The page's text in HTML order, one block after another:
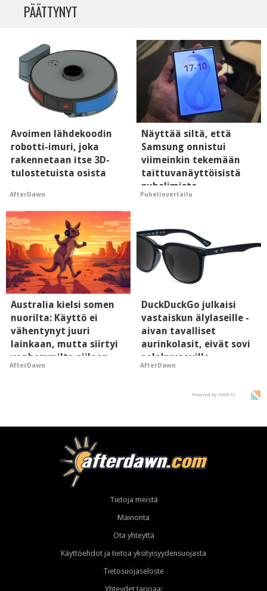
PÄÄTTYNYT
Avoimen lähdekoodin
robotti-imuri, joka
rakennetaan itse 3D-
tulostetuista osista
AfterDawn
Näyttää siltä, että
Samsung onnistui
viimeinkin tekemään
taittuvanäyttöisistä
puhelimista
supersuosittuja
Puhelinvertailu
Australia kielsi somen
nuorilta: Käyttö ei
vähentynyt juuri
lainkaan, mutta siirtyi
vanhemmilta piiloon
AfterDawn
DuckDuckGo julkaisi
vastaiskun älylaseille -
aivan tavalliset
aurinkolasit, eivät sovi
salakuvaaville
hyypiöille
AfterDawn
Powered by HIGH.FI
Tietoja meistä
Mainonta
Ota yhteyttä
Käyttöehdot ja tietoa yksityisyydensuojasta
Tietosuojaseloste
Yhteydet tarjoaa: